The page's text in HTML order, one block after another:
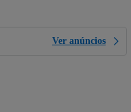
Ver anúncios